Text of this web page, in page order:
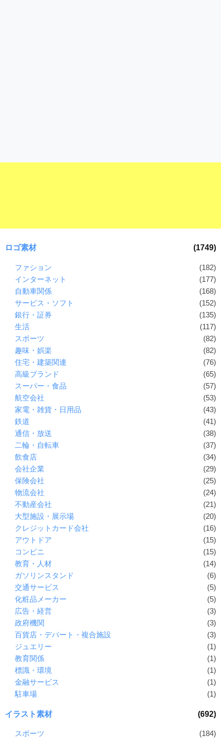
ロゴ素材 (1749)
ファション
(182)
インターネット
(177)
自動車関係
(168)
サービス・ソフト
(152)
銀行・証券
(135)
生活
(117)
スポーツ
(82)
趣味・娯楽
(82)
住宅・建築関連
(76)
高級ブランド
(65)
スーパー・食品
(57)
航空会社
(53)
家電・雑貨・日用品
(43)
鉄道
(41)
通信・放送
(38)
二輪・自転車
(37)
飲食店
(34)
会社企業
(29)
保険会社
(25)
物流会社
(24)
不動産会社
(21)
大型施設・展示場
(20)
クレジットカード会社
(16)
アウトドア
(15)
コンビニ
(15)
教育・人材
(14)
ガソリンスタンド
(6)
交通サービス
(5)
化粧品メーカー
(5)
広告・経営
(3)
政府機関
(3)
百貨店・デパート・複合施設
(3)
ジュエリー
(1)
教育関係
(1)
標識・環境
(1)
金融サービス
(1)
駐車場
(1)
イラスト素材 (692)
スポーツ
(184)